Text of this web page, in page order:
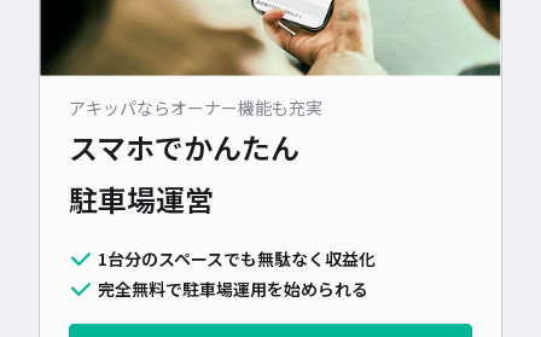
アキッパならオーナー機能も充実
スマホでかんたん
駐車場運営
1台分のスペースでも無駄なく収益化
完全無料で駐車場運用を始められる